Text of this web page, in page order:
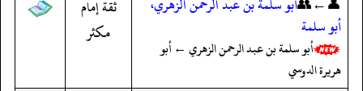
أبو سلمة
أبو سلمة بن عبد الرحمن الزهري ← أبو
هريرة الدوسي
ثقة إمام
مكثر